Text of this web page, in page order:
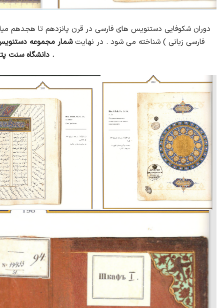
دوران شکوفایی دستنویس های فارسی در قرن پانزدهم تا هجدهم
فارسی زبانی ) شناخته می شود . در نهایتشمار مجموعه
دانشگاه سنت پتربورگ، نزدیک به 660 نسخه برآورد می شود .